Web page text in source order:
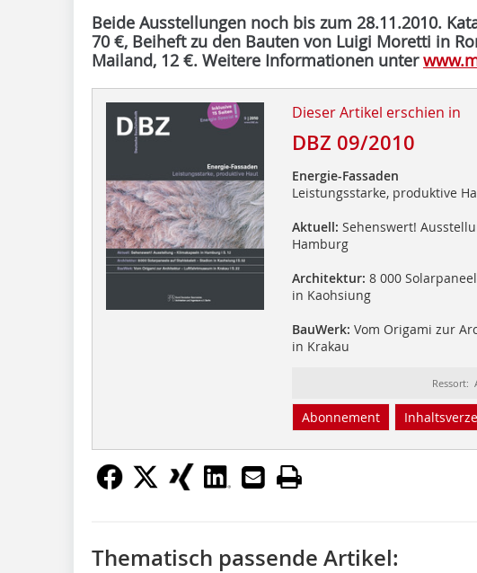
Beide Ausstellungen noch bis zum 28.11.2010.
70 €, Beiheft zu den Bauten von Luigi Moretti in
Mailand, 12 €. Weitere Informationen unter
Dieser Artikel erschien in
DBZ 09/2010
Energie-Fassaden
Leistungsstarke, produktive
Aktuell: Sehenswert!
Hamburg
Architektur: 8 000
in Kaohsiung
BauWerk: Vom Origami zur
in Krakau
Ressort:
Abonnement
Thematisch passende Artikel: